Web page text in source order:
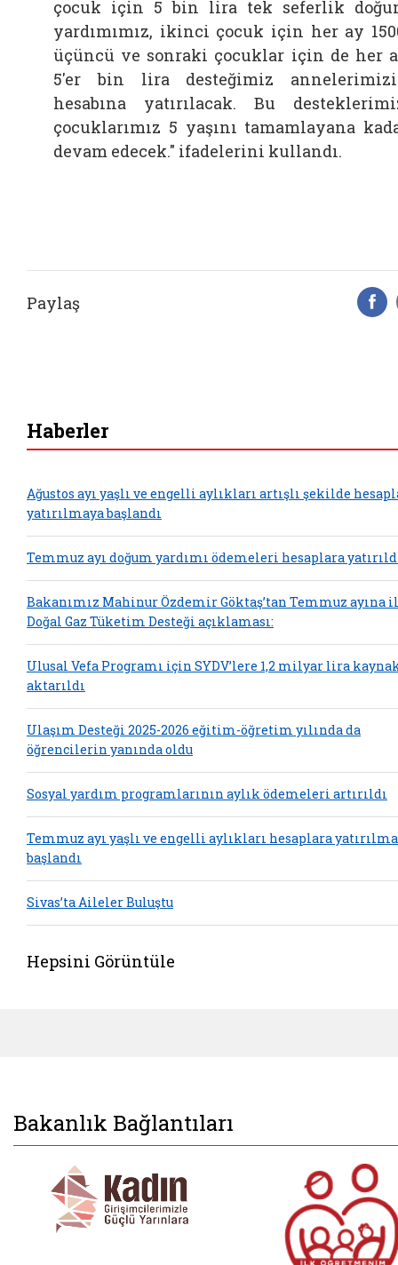
çocuk için 5 bin lira tek seferlik
yardımımız, ikinci çocuk için her ay
üçüncü ve sonraki çocuklar için de her
5'er bin lira desteğimiz
hesabına yatırılacak. Bu
çocuklarımız 5 yaşını tamamlayana
devam edecek." ifadelerini kullandı.
Paylaş
Haberler
Ağustos ayı yaşlı ve engelli aylıkları artışlı şekilde
yatırılmaya başlandı
Temmuz ayı doğum yardımı ödemeleri hesaplara
Bakanımız Mahinur Özdemir Göktaş’tan Temmuz
Doğal Gaz Tüketim Desteği açıklaması:
Ulusal Vefa Programı için SYDV’lere 1,2 milyar lira
aktarıldı
Ulaşım Desteği 2025-2026 eğitim-öğretim yılında da
öğrencilerin yanında oldu
Sosyal yardım programlarının aylık ödemeleri artırıldı
Temmuz ayı yaşlı ve engelli aylıkları hesaplara
başlandı
Sivas’ta Aileler Buluştu
Hepsini Görüntüle
Bakanlık Bağlantıları